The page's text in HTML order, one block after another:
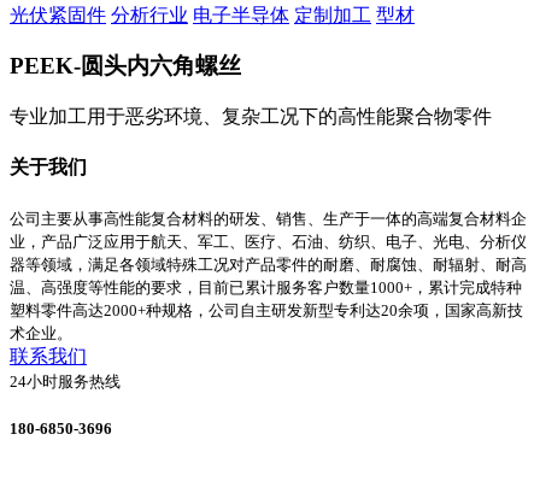
光伏紧固件 分析行业 电子半导体 定制加工 型材
PEEK-圆头内六角螺丝
专业加工用于恶劣环境、复杂工况下的高性能聚合物零件
关于我们
公司主要从事高性能复合材料的研发、销售、生产于一体的高端复合材料企
业，产品广泛应用于航天、军工、医疗、石油、纺织、电子、光电、分析仪
器等领域，满足各领域特殊工况对产品零件的耐磨、耐腐蚀、耐辐射、耐高
温、高强度等性能的要求，目前已累计服务客户数量1000+，累计完成特种
塑料零件高达2000+种规格，公司自主研发新型专利达20余项，国家高新技
术企业。
联系我们
24小时服务热线
180-6850-3696